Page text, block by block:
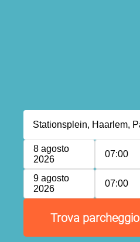
8 agosto
2026
07:00
9 agosto
2026
07:00
Trova parcheggio